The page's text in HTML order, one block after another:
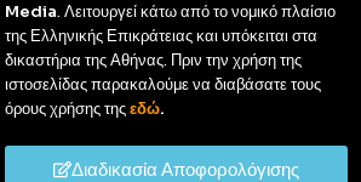
Media. Λειτουργεί κάτω από το νομικό πλαίσιο
της Ελληνικής Επικράτειας και υπόκειται στα
δικαστήρια της Αθήνας. Πριν την χρήση της
ιστοσελίδας παρακαλούμε να διαβάσατε τους
όρους χρήσης τηςεδώ.
Διαδικασία Αποφορολόγισης